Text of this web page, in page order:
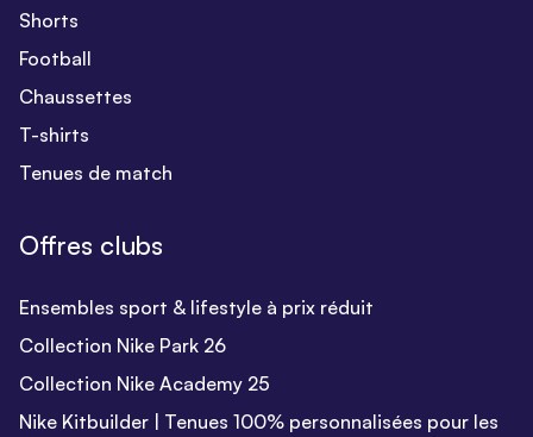
Shorts
Football
Chaussettes
T-shirts
Tenues de match
Offres clubs
Ensembles sport & lifestyle à prix réduit
Collection Nike Park 26
Collection Nike Academy 25
Nike Kitbuilder | Tenues 100% personnalisées pour les